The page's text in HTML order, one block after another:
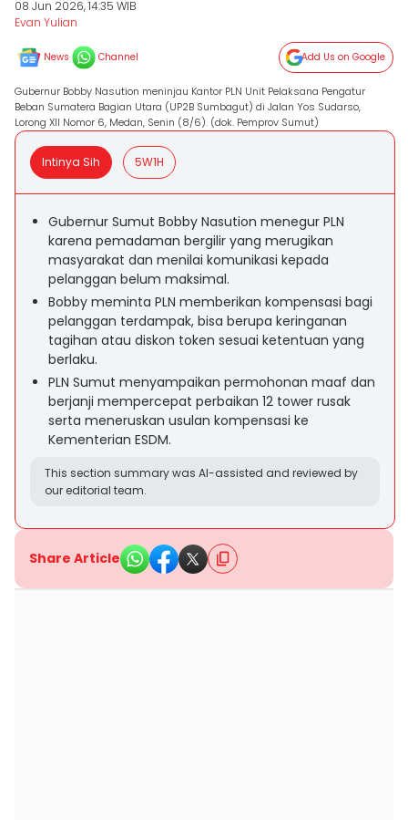
08 Jun 2026, 14:35 WIB
Evan Yulian
News Channel Add Us on Google
Gubernur Bobby Nasution meninjau Kantor PLN Unit Pelaksana Pengatur
Beban Sumatera Bagian Utara (UP2B Sumbagut) di Jalan Yos Sudarso,
Lorong XII Nomor 6, Medan, Senin (8/6). (dok. Pemprov Sumut)
Intinya Sih 5W1H
Gubernur Sumut Bobby Nasution menegur PLN
karena pemadaman bergilir yang merugikan
masyarakat dan menilai komunikasi kepada
pelanggan belum maksimal.
Bobby meminta PLN memberikan kompensasi bagi
pelanggan terdampak, bisa berupa keringanan
tagihan atau diskon token sesuai ketentuan yang
berlaku.
PLN Sumut menyampaikan permohonan maaf dan
berjanji mempercepat perbaikan 12 tower rusak
serta meneruskan usulan kompensasi ke
Kementerian ESDM.
This section summary was AI-assisted and reviewed by
our editorial team.
Share Article